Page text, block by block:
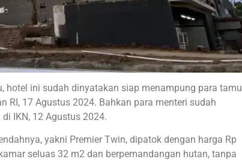
hotel ini sudah dinyatakan siap menampung para tamu
RI, 17 Agustus 2024. Bahkan para menteri sudah
IKN, 12 Agustus 2024.
yakni Premier Twin, dipatok dengan harga Rp
seluas 32 m2 dan berpemandangan hutan, tanpa